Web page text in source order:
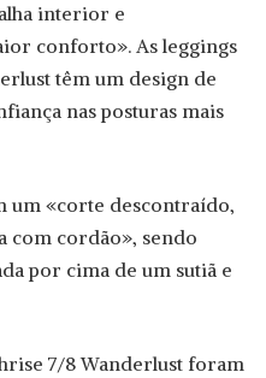
interior e
conforto». As leggings
têm um design de
nas posturas mais
um «corte descontraído,
com cordão», sendo
por cima de um sutiã e
7/8 Wanderlust foram